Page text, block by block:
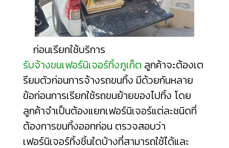
ก่อนเรียกใช้บริการ
รับจ้างขนเฟอร์นิเจอร์ทิ้งภูเก็ต ลูกค้าจะต้องเต
รียมตัวก่อนการจ้างรถขนทิ้ง มีด้วยกันหลาย
ข้อก่อนการเรียกใช้รถขนย้ายของไปทิ้ง โดย
ลูกค้าจำเป็นต้องแยกเฟอร์นิเจอร์แต่ละชนิดที่
ต้องการขนทิ้งออกก่อน ตรวจสอบว่า
เฟอร์นิเจอร์ทิ้งชิ้นใดบ้างที่สามารถใช้ได้และ